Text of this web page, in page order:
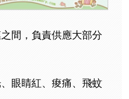
間，負責供應大部分
眼睛紅、痠痛、飛蚊